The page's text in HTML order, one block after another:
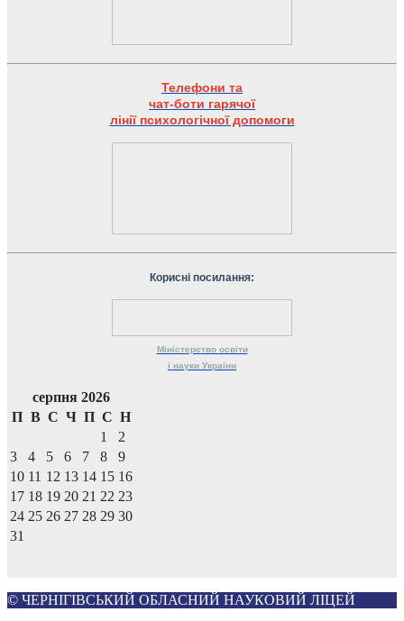
Телефони та
чат-боти гарячої
лінії психологічної допомоги
Корисні посилання:
Міністерство освіти
і науки України
серпня 2026
П В С Ч П С Н
1
2
3
4 5 6 7 8
9
10 11 12 13 14 15 16
17 18 19 20 21 22 23
24 25 26 27 28 29 30
31
© ЧЕРНІГІВСЬКИЙ ОБЛАСНИЙ НАУКОВИЙ ЛІЦЕЙ